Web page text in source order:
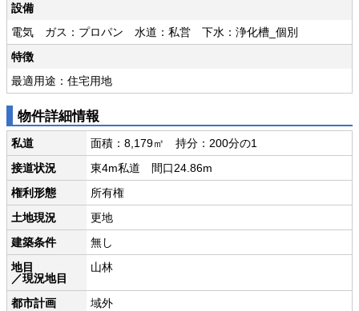
設備
電気 ガス：プロパン 水道：私営 下水：浄化槽_個別
特徴
最適用途：住宅用地
物件詳細情報
私道
面積：8,179㎡ 持分：200分の1
接道状況
東4m私道 間口24.86m
権利形態
所有権
土地現況
更地
建築条件
無し
地目
／現況地目
山林
都市計画
域外